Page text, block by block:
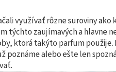
využívať rôzne suroviny ako
týchto zaujímavých a hlavne
ktorá takýto parfum
alebo ešte len
MAGNETIFICO PHEROMONE
MUŽOV 50ML